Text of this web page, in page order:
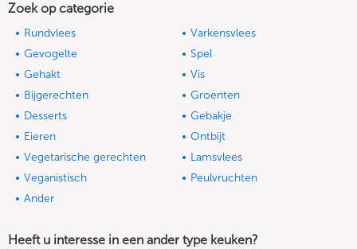
Zoek op categorie
Rundvlees
Varkensvlees
Gevogelte
Spel
Gehakt
Vis
Bijgerechten
Groenten
Desserts
Gebakje
Eieren
Ontbijt
Vegetarische gerechten
Lamsvlees
Veganistisch
Peulvruchten
Ander
Heeft u interesse in een ander type keuken?